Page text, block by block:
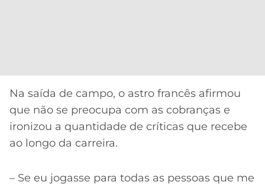
Na saída de campo, o astro francês afirmou
que não se preocupa com as cobranças e
ironizou a quantidade de críticas que recebe
ao longo da carreira.
– Se eu jogasse para todas as pessoas que me